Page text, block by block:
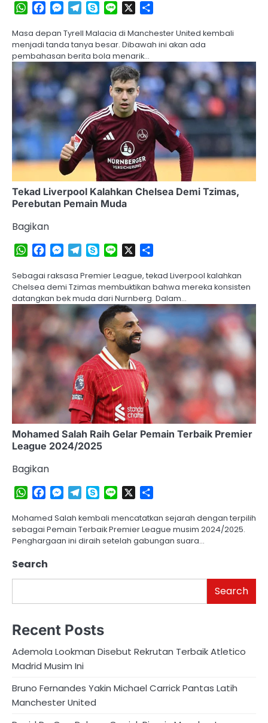
WhatsApp
Facebook
Messenger
Telegram
SkypeLine
Masa depan Tyrell Malacia di Manchester United kembali
menjadi tanda tanya besar. Dibawah ini akan ada
pembahasan berita bola menarik…
Tekad Liverpool Kalahkan Chelsea Demi Tzimas,
Perebutan Pemain Muda
Bagikan
WhatsApp
Facebook
Messenger
Telegram
SkypeLine
Sebagai raksasa Premier League, tekad Liverpool kalahkan
Chelsea demi Tzimas membuktikan bahwa mereka konsisten
datangkan bek muda dari Nurnberg. Dalam…
Mohamed Salah Raih Gelar Pemain Terbaik Premier
League 2024/2025
Bagikan
WhatsApp
Facebook
Messenger
Telegram
SkypeLine
Mohamed Salah kembali mencatatkan sejarah dengan terpilih
sebagai Pemain Terbaik Premier League musim 2024/2025.
Penghargaan ini diraih setelah gabungan suara…
Search
Search
Recent Posts
Ademola Lookman Disebut Rekrutan Terbaik Atletico
Madrid Musim Ini
Bruno Fernandes Yakin Michael Carrick Pantas Latih
Manchester United